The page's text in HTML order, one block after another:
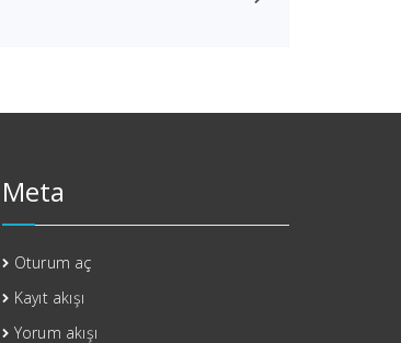
Meta
Oturum aç
Kayıt akışı
Yorum akışı